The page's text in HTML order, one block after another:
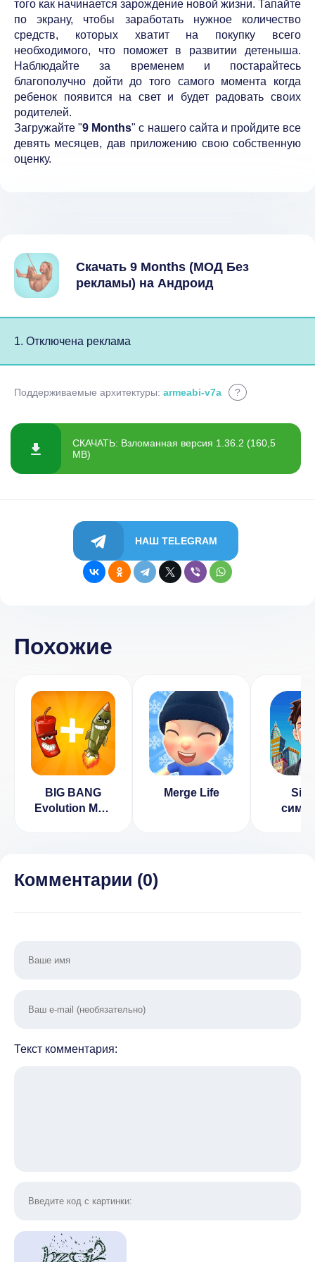
того как начинается зарождение новой жизни. Тапайте
по экрану, чтобы заработать нужное количество
средств, которых хватит на покупку всего
необходимого, что поможет в развитии детеныша.
Наблюдайте за временем и постарайтесь
благополучно дойти до того самого момента когда
ребенок появится на свет и будет радовать своих
родителей.
Загружайте "9 Months" с нашего сайта и пройдите все
девять месяцев, дав приложению свою собственную
оценку.
Скачать 9 Months (МОД Без
рекламы) на Андроид
1. Отключена реклама
Поддерживаемые архитектуры: armeabi-v7a ?
СКАЧАТЬ: Взломанная версия 1.36.2 (160,5
MB)
НАШ TELEGRAM
Похожие
BIG BANG
Evolution Мод
Merge Life
Комментарии (0)
Текст комментария: